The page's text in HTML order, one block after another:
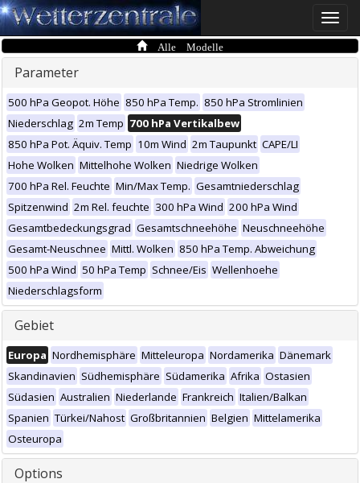
Toggle
Alle Modelle
Parameter
500 hPa Geopot. Höhe 850 hPa Temp. 850 hPa Stromlinien
Niederschlag 2m Temp 700 hPa Vertikalbew
850 hPa Pot. Äquiv. Temp 10m Wind 2m Taupunkt CAPE/LI
Hohe Wolken Mittelhohe Wolken Niedrige Wolken
700 hPa Rel. Feuchte Min/Max Temp. Gesamtniederschlag
Spitzenwind 2m Rel. feuchte 300 hPa Wind 200 hPa Wind
Gesamtbedeckungsgrad Gesamtschneehöhe Neuschneehöhe
Gesamt-Neuschnee Mittl. Wolken 850 hPa Temp. Abweichung
500 hPa Wind 50 hPa Temp Schnee/Eis Wellenhoehe
Niederschlagsform
Gebiet
Europa Nordhemisphäre Mitteleuropa Nordamerika Dänemark
Skandinavien Südhemisphäre Südamerika Afrika Ostasien
Südasien Australien Niederlande Frankreich Italien/Balkan
Spanien Türkei/Nahost Großbritannien Belgien Mittelamerika
Osteuropa
Options